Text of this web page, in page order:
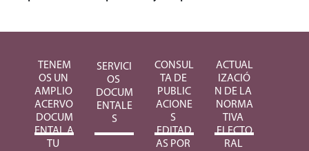
TENEM
OS UN
AMPLIO
ACERVO
DOCUM
ENTAL A
TU
SERVICI
OS
DOCUM
ENTALE
S
CONSUL
TA DE
PUBLIC
ACIONE
S
EDITAD
AS POR
ACTUAL
IZACIÓ
N DE LA
NORMA
TIVA
ELECTO
RAL